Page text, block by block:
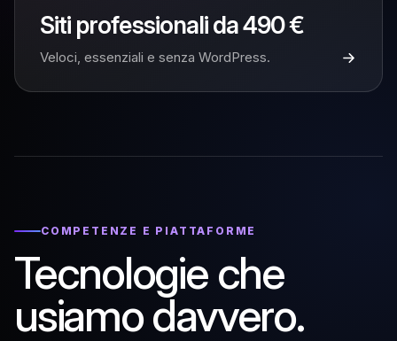
Siti professionali da 490 €
Veloci, essenziali e senza WordPress.
COMPETENZE E PIATTAFORME
Tecnologie che
usiamo davvero.